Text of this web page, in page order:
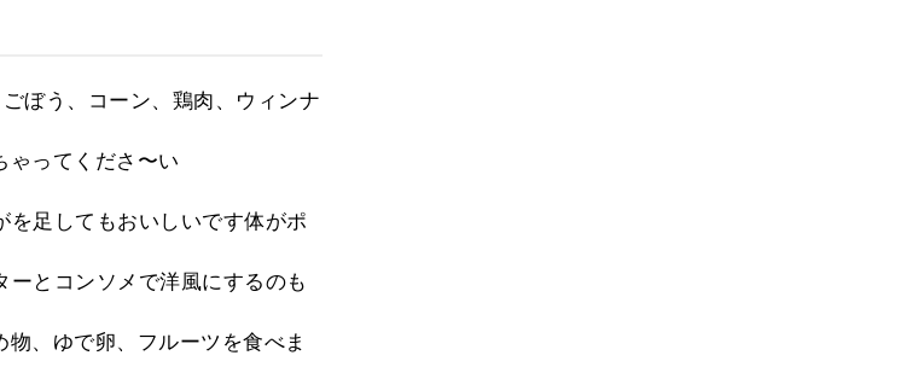
ぼう、コーン、鶏肉、ウィンナ
ゃってくださ〜い
足してもおいしいです体がポ
とコンソメで洋風にするのも
、ゆで卵、フルーツを食べま